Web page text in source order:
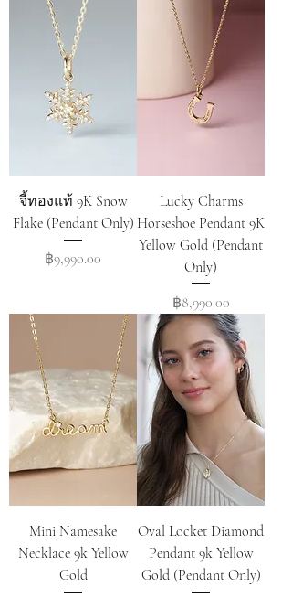
จี้ทองแท้ 9K Snow
Flake (Pendant Only)
Price
฿9,990.00
Lucky Charms
Horseshoe Pendant 9K
Yellow Gold (Pendant
Only)
Price
฿8,990.00
Mini Namesake
Necklace 9k Yellow
Gold
Oval Locket Diamond
Pendant 9k Yellow
Gold (Pendant Only)